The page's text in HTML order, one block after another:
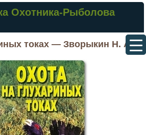
Охотника-Рыболова
токах — Зворыкин Н. А.